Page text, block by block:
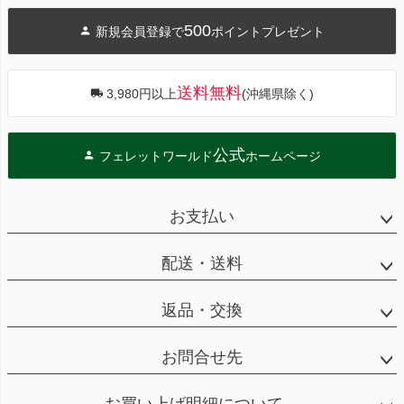
へ
新規会員登録で500ポイントプレゼント
3,980円以上送料無料(沖縄県除く)
フェレットワールド公式ホームページ
お支払い
配送・送料
返品・交換
お問合せ先